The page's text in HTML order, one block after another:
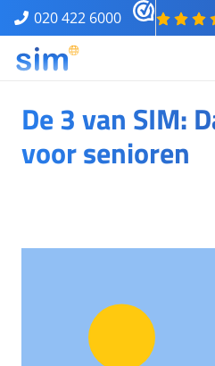
020 422 6000
De 3 van SIM:
voor senioren